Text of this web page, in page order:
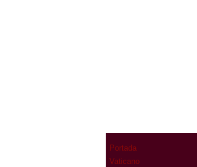
Portada
Vaticano